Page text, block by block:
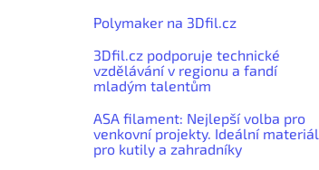
Polymaker na 3Dfil.cz
3Dfil.cz podporuje technické
vzdělávání v regionu a fandí
mladým talentům
ASA filament: Nejlepší volba pro
venkovní projekty. Ideální materiál
pro kutily a zahradníky